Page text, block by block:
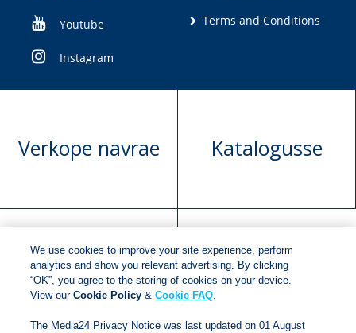
Youtube
Instagram
Terms and Conditions
Verkope navrae Katalogusse
Manuskrip
voorlegging
Versoek boekregte
We use cookies to improve your site experience, perform
analytics and show you relevant advertising. By clicking
“OK”, you agree to the storing of cookies on your device.
View ourCookie Policy &Cookie FAQ.
The Media24 Privacy Notice was last updated on 01 August